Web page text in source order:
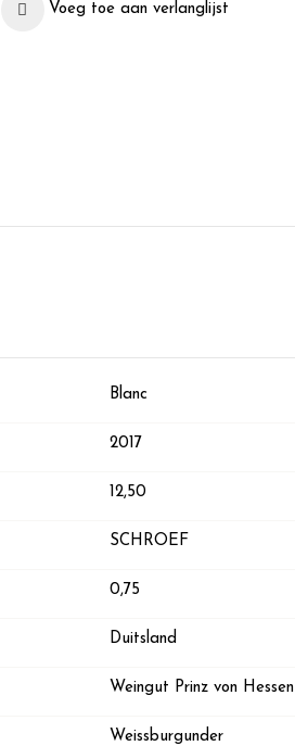
Voeg toe aan verlanglijst
Blanc
2017
12,50
SCHROEF
0,75
Duitsland
Weingut Prinz von Hessen
Weissburgunder